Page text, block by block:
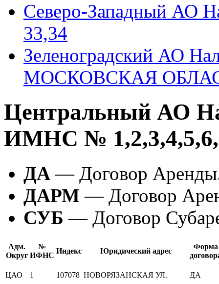
Северо-Западный
33,34
Зеленоградский АО
МОСКОВСКАЯ
Центральный АО
ИМНС №
ДА — Договор
ДАРМ — Договор
СУБ — Договор
Адм.
Округ
№
ИФНС
Индекс Юридический адрес
Форма
ЦАО 1 107078 НОВОРЯЗАНСКАЯ УЛ. ДА